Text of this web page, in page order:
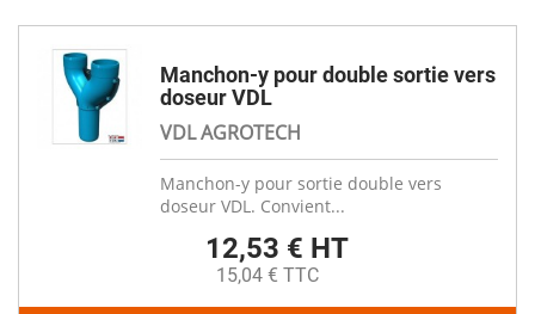
Manchon-y pour double sortie vers
doseur VDL
VDL AGROTECH
Manchon-y pour sortie double vers
doseur VDL. Convient...
12,53 € HT
15,04 € TTC